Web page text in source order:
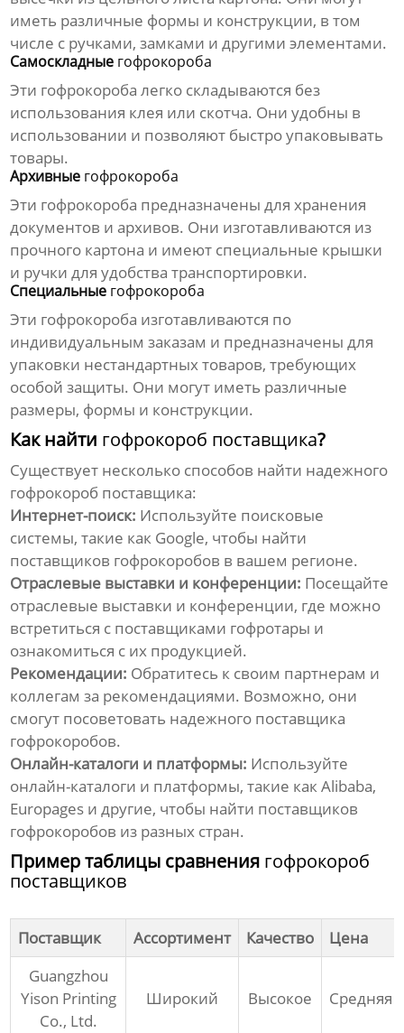
иметь различные формы и конструкции, в том
числе с ручками, замками и другими элементами.
Самоскладные гофрокороба
Эти гофрокороба легко складываются без
использования клея или скотча. Они удобны в
использовании и позволяют быстро упаковывать
товары.
Архивные гофрокороба
Эти гофрокороба предназначены для хранения
документов и архивов. Они изготавливаются из
прочного картона и имеют специальные крышки
и ручки для удобства транспортировки.
Специальные гофрокороба
Эти гофрокороба изготавливаются по
индивидуальным заказам и предназначены для
упаковки нестандартных товаров, требующих
особой защиты. Они могут иметь различные
размеры, формы и конструкции.
Как найти гофрокороб поставщика?
Существует несколько способов найти надежного
гофрокороб поставщика:
Интернет-поиск: Используйте поисковые
системы, такие как Google, чтобы найти
поставщиков гофрокоробов в вашем регионе.
Отраслевые выставки и конференции: Посещайте
отраслевые выставки и конференции, где можно
встретиться с поставщиками гофротары и
ознакомиться с их продукцией.
Рекомендации: Обратитесь к своим партнерам и
коллегам за рекомендациями. Возможно, они
смогут посоветовать надежного поставщика
гофрокоробов.
Онлайн-каталоги и платформы: Используйте
онлайн-каталоги и платформы, такие как Alibaba,
Europages и другие, чтобы найти поставщиков
гофрокоробов из разных стран.
Пример таблицы сравнения гофрокороб
поставщиков
Поставщик Ассортимент Качество
Цена
Guangzhou
Yison Printing
Co., Ltd.
Широкий Высокое Средняя